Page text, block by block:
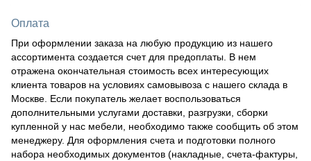
Оплата
При оформлении заказа на любую продукцию из нашего
ассортимента создается счет для предоплаты. В нем
отражена окончательная стоимость всех интересующих
клиента товаров на условиях самовывоза с нашего склада в
Москве. Если покупатель желает воспользоваться
дополнительными услугами доставки, разгрузки, сборки
купленной у нас мебели, необходимо также сообщить об этом
менеджеру. Для оформления счета и подготовки полного
набора необходимых документов (накладные, счета-фактуры,